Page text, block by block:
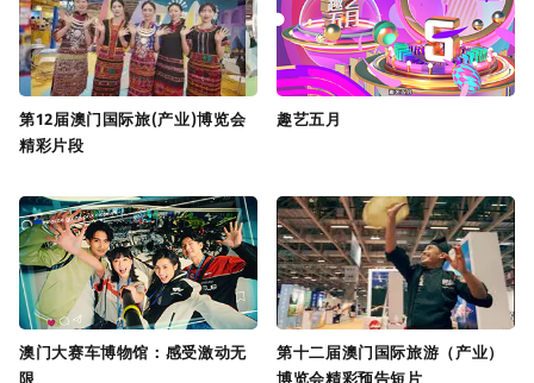
第12届澳门国际旅(产业)博览会
精彩片段
趣艺五月
澳门大赛车博物馆：感受激动无
限
第十二届澳门国际旅游（产业）
博览会精彩预告短片